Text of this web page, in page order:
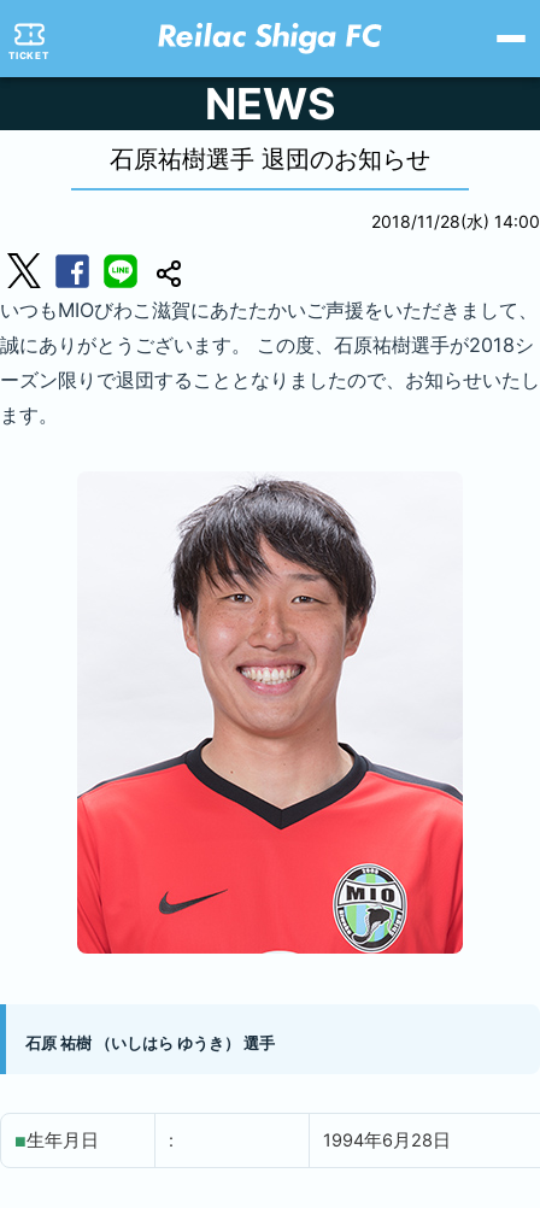
TICKET
NEWS
石原祐樹選手 退団のお知らせ
2018/11/28(水) 14:00
いつもMIOびわこ滋賀にあたたかいご声援をいただきまして、
誠にありがとうございます。 この度、石原祐樹選手が2018シ
ーズン限りで退団することとなりましたので、お知らせいたし
ます。
石原 祐樹 （いしはら ゆうき） 選手
■生年月日 : 1994年6月28日